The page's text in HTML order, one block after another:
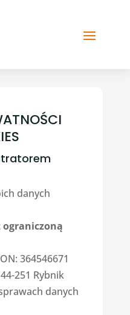
danych
ograniczoną
364546671
251 Rybnik
danych